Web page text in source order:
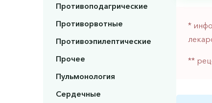
Противоподагрические
Противорвотные
Противоэпилептические
Прочее
Пульмонология
Сердечные
*
**